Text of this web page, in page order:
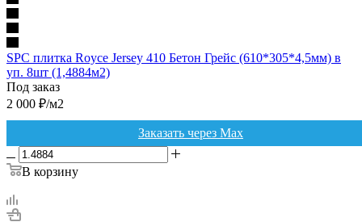
SPC плитка Royce Jersey 410 Бетон Грейс (610*305*4,5мм) в
уп. 8шт (1,4884м2)
Под заказ
2 000 ₽/м2
Заказать через Max
В корзину